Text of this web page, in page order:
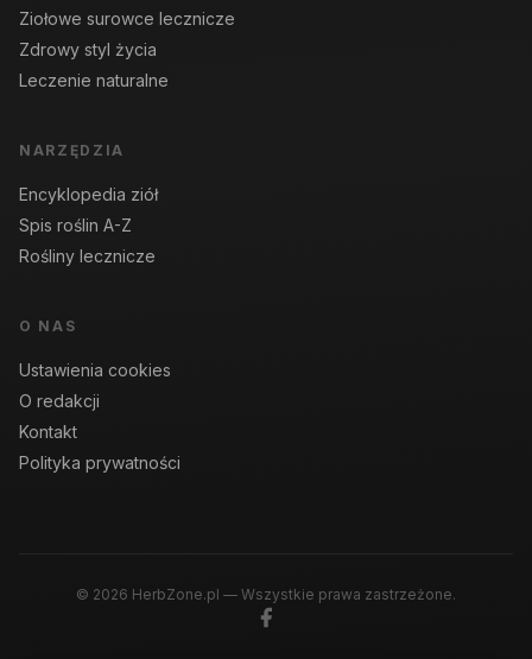
Ziołowe surowce lecznicze
Zdrowy styl życia
Leczenie naturalne
NARZĘDZIA
Encyklopedia ziół
Spis roślin A-Z
Rośliny lecznicze
O NAS
Ustawienia cookies
O redakcji
Kontakt
Polityka prywatności
© 2026 HerbZone.pl — Wszystkie prawa zastrzeżone.